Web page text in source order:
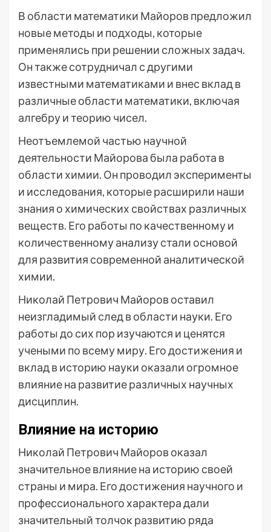
В области математики Майоров предложил
новые методы и подходы, которые
применялись при решении сложных задач.
Он также сотрудничал с другими
известными математиками и внес вклад в
различные области математики, включая
алгебру и теорию чисел.
Неотъемлемой частью научной
деятельности Майорова была работа в
области химии. Он проводил эксперименты
и исследования, которые расширили наши
знания о химических свойствах различных
веществ. Его работы по качественному и
количественному анализу стали основой
для развития современной аналитической
химии.
Николай Петрович Майоров оставил
неизгладимый след в области науки. Его
работы до сих пор изучаются и ценятся
учеными по всему миру. Его достижения и
вклад в историю науки оказали огромное
влияние на развитие различных научных
дисциплин.
Влияние на историю
Николай Петрович Майоров оказал
значительное влияние на историю своей
страны и мира. Его достижения научного и
профессионального характера дали
значительный толчок развитию ряда